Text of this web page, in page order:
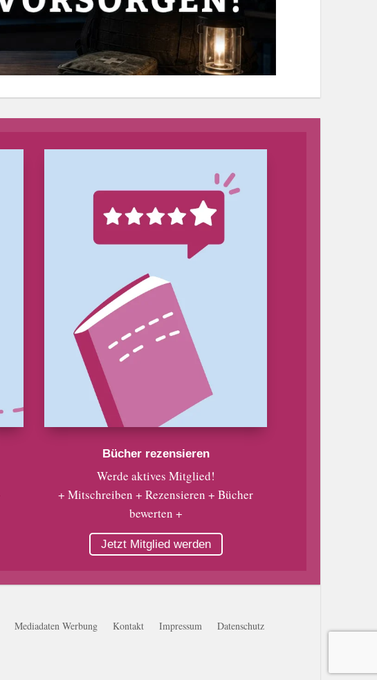
Bücher rezensieren
Werde aktives Mitglied!
+ Mitschreiben + Rezensieren + Bücher
bewerten +
Jetzt Mitglied werden
Mediadaten Werbung Kontakt Impressum Datenschutz